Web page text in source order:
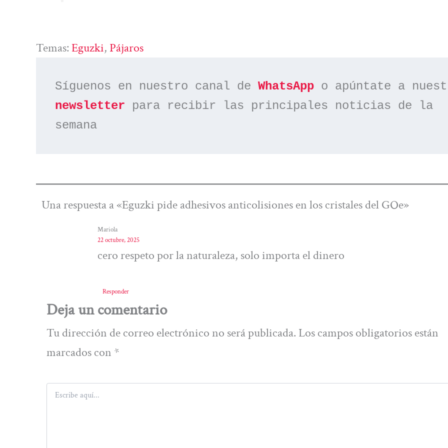
Temas:Eguzki, Pájaros
Síguenos en nuestro canal de WhatsApp
newsletter para recibir las principales noticias de la
semana
Una respuesta a «Eguzki pide adhesivos anticolisiones en los cristales del GOe»
Mariola
22 octubre, 2025
cero respeto por la naturaleza, solo importa el dinero
Responder
Deja un comentario
Tu dirección de correo electrónico no será publicada. Los campos obligatorios están
marcados con *
Escribe
aquí...